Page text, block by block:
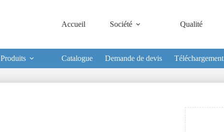
Accueil Société Qualité
Produits Catalogue Demande de devis Téléchargement